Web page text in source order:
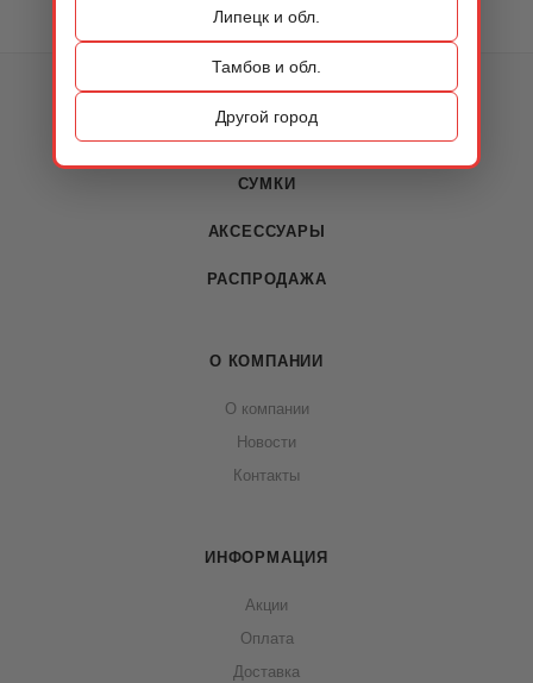
Липецк и обл.
Тамбов и обл.
Другой город
КАТАЛОГ
ОБУВЬ
СУМКИ
АКСЕССУАРЫ
РАСПРОДАЖА
О КОМПАНИИ
О компании
Новости
Контакты
ИНФОРМАЦИЯ
Акции
Оплата
Доставка